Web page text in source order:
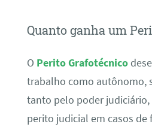
Quanto ganha um
O Perito Grafotécnico
trabalho como autônomo,
tanto pelo poder
perito judicial em casos de